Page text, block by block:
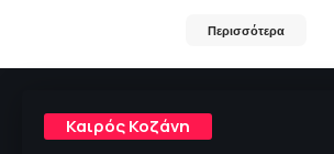
Περισσότερα
Καιρός Κοζάνη